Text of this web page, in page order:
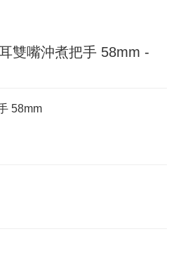
雙嘴沖煮把手 58mm -
58mm